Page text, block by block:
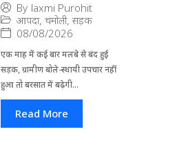
By laxmi Purohit
आपदा, चमोली, सड़क
08/08/2026
एक माह में कई बार मलबे से बंद हुई
सड़क, ग्रामीण बोले-स्थायी उपचार नहीं
हुआ तो बरसात में बढ़ेगी...
Read More